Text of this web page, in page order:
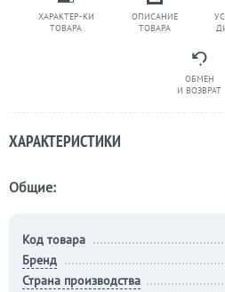
ХАРАКТЕР-КИ
ТОВАРА
ОПИСАНИЕ
ТОВАРА
ОБМЕН
И ВОЗВРАТ
ХАРАКТЕРИСТИКИ
Общие:
Код товара
Бренд
Страна производства